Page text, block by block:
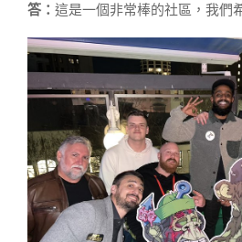
答： 這是一個非常棒的社區，我們